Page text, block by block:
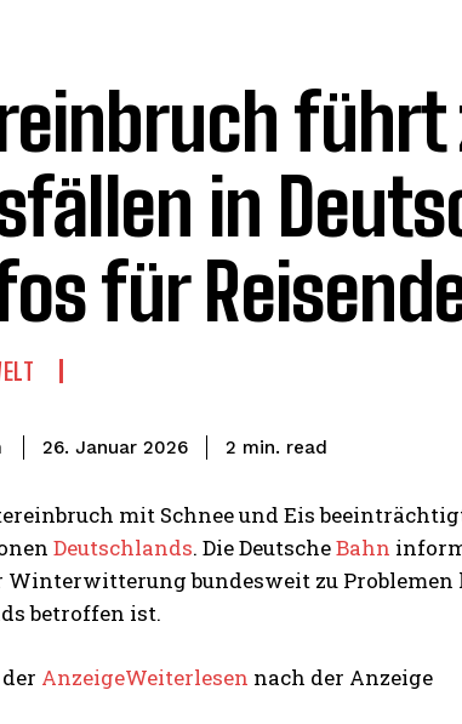
führt
in
für
26. Januar 2026 2 min. read
mit Schnee und Eis
Deutschlands. Die DeutscheBahn
Winterwitterung bundesweit zu
betroffen ist.
AnzeigeWeiterlesen nach der Anzeige